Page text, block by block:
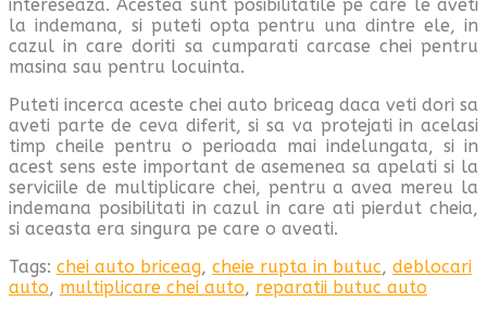
intereseaza. Acestea sunt posibilitatile pe care le aveti
la indemana, si puteti opta pentru una dintre ele, in
cazul in care doriti sa cumparati carcase chei pentru
masina sau pentru locuinta.
Puteti incerca aceste chei auto briceag daca veti dori sa
aveti parte de ceva diferit, si sa va protejati in acelasi
timp cheile pentru o perioada mai indelungata, si in
acest sens este important de asemenea sa apelati si la
serviciile de multiplicare chei, pentru a avea mereu la
indemana posibilitati in cazul in care ati pierdut cheia,
si aceasta era singura pe care o aveati.
Tags: chei auto briceag, cheie rupta in butuc, deblocari
auto, multiplicare chei auto, reparatii butuc auto